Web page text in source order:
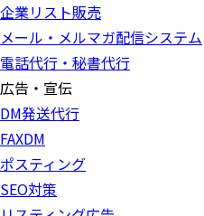
企業リスト販売
メール・メルマガ配信システム
電話代行・秘書代行
広告・宣伝
DM発送代行
FAXDM
ポスティング
SEO対策